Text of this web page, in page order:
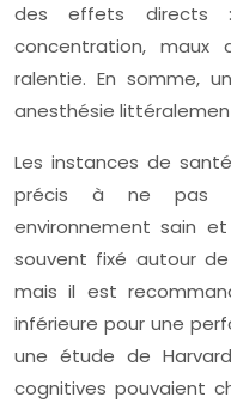
des effets directs :
concentration,
ralentie. En somme,
anesthésie
Les instances de
précis à ne pas
environnement sain
souvent fixé autour
mais il est
inférieure pour une
une étude de
cognitives pouvaient